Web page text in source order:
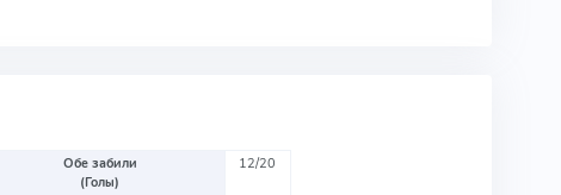
Обе забили
(Голы)
12/20